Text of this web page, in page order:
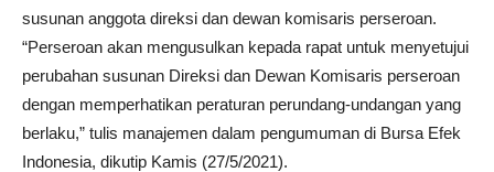
susunan anggota direksi dan dewan komisaris perseroan.
“Perseroan akan mengusulkan kepada rapat untuk menyetujui
perubahan susunan Direksi dan Dewan Komisaris perseroan
dengan memperhatikan peraturan perundang-undangan yang
berlaku,” tulis manajemen dalam pengumuman di Bursa Efek
Indonesia, dikutip Kamis (27/5/2021).